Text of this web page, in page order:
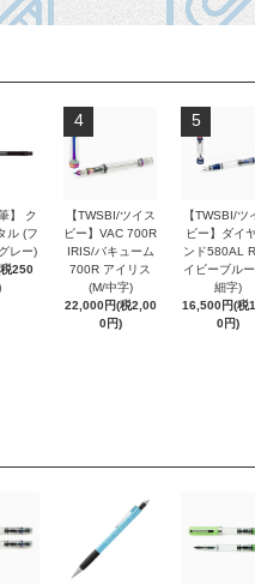
】 ク
ル (フ
レー)
250
4
【TWSBI/ツイス
ビー】VAC 700R
IRIS/バキューム
700R アイリス
(M/中字)
22,000円(税2,00
0円)
5
【TWSBI/ツ
ビー】ダイ
ンド580AL
イビーブル
細字)
16,500円(税
0円)